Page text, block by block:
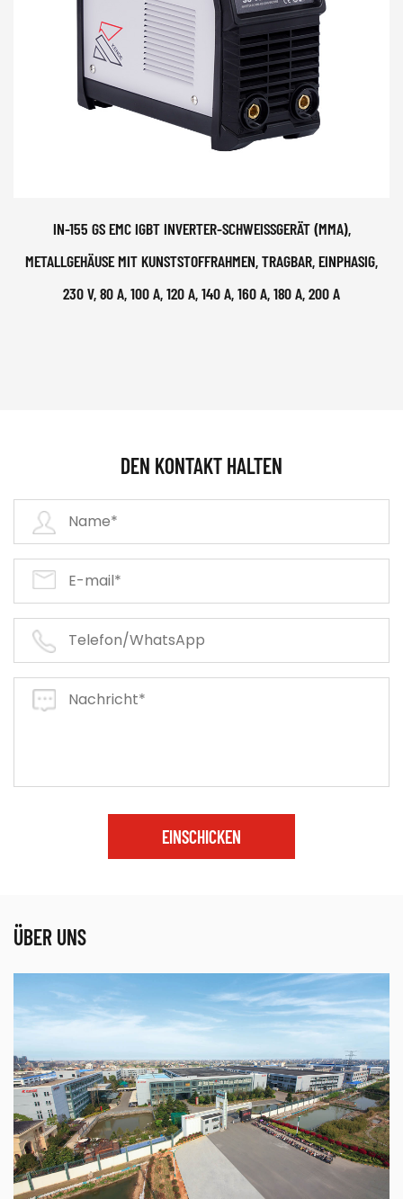
IN-155 GS EMC IGBT INVERTER-SCHWEISSGERÄT (MMA), M
ETALLGEHÄUSE MIT KUNSTSTOFFRAHMEN, TRAGBAR, EINPHASIG, 2
30 V, 80 A, 100 A, 120 A, 140 A, 160 A, 180 A, 200 A
DEN KONTAKT HALTEN
EINSCHICKEN
ÜBER UNS